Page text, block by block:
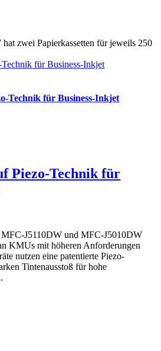
für Business-Inkjet
Technik für Business-Inkjet
Piezo-Technik für
J5110DW und MFC-J5010DW
KMUs mit höheren Anforderungen
nutzen eine patentierte Piezo-
Tintenausstoß für hohe